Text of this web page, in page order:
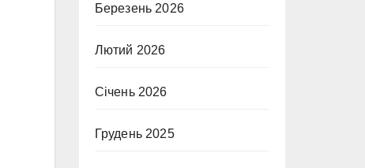
Березень 2026
Лютий 2026
Січень 2026
Грудень 2025